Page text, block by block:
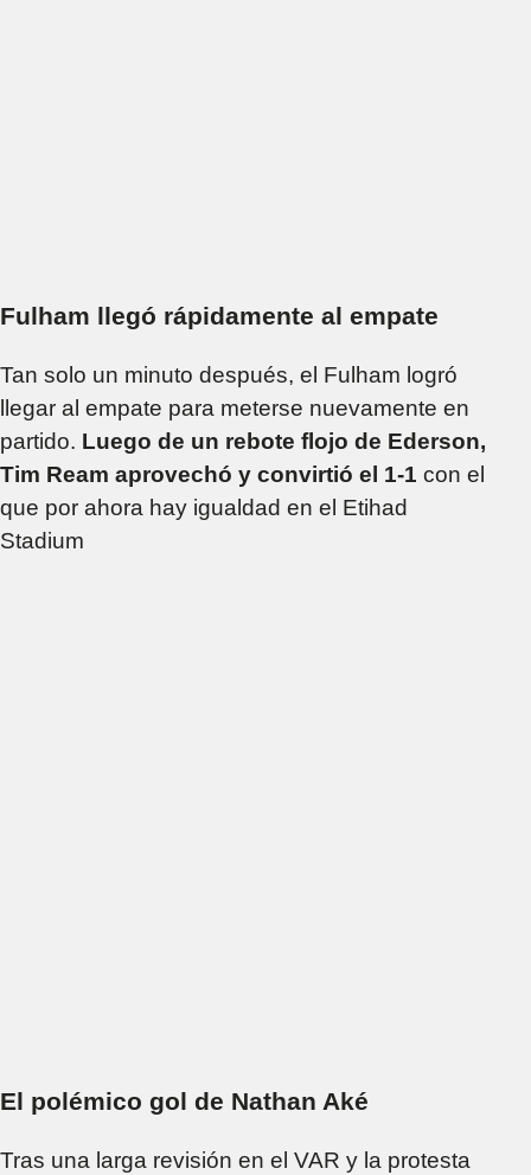
Fulham llegó rápidamente al empate
Tan solo un minuto después, el Fulham logró
llegar al empate para meterse nuevamente en
partido. Luego de un rebote flojo de Ederson,
Tim Ream aprovechó y convirtió el 1-1 con el
que por ahora hay igualdad en el Etihad
Stadium
El polémico gol de Nathan Aké
Tras una larga revisión en el VAR y la protesta